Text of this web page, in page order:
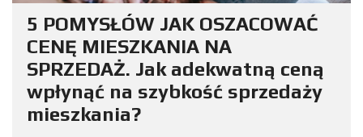
5 POMYSŁÓW JAK OSZACOWAĆ
CENĘ MIESZKANIA NA
SPRZEDAŻ. Jak adekwatną ceną
wpłynąć na szybkość sprzedaży
mieszkania?